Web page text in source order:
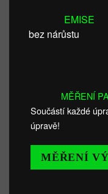
EMISE
bez nárůstu
MĚŘENÍ
Součástí každé
úpravě!
MĚŘENÍ